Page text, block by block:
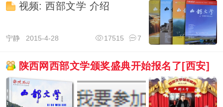
视频: 西部文学 介绍
宁静2015-4-28 7
17515
陕西网西部文学颁奖盛典开始报名了[西安]